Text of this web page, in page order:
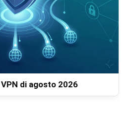
di agosto 2026